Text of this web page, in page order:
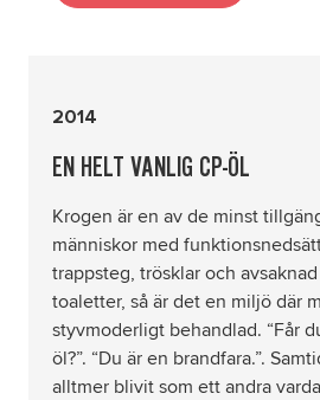
2014
EN HELT VANLIG CP-ÖL
Krogen är en av de minst
människor med
trappsteg, trösklar och
toaletter, så är det en miljö där
styvmoderligt behandlad. “Får
öl?”. “Du är en brandfara.”.
alltmer blivit som ett andra